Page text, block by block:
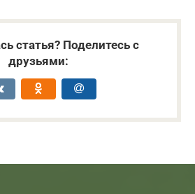
статья? Поделитесь с
друзьями: